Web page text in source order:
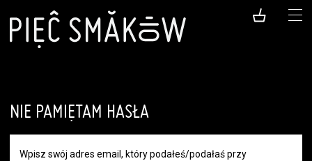
NIE PAMIĘTAM HASŁA
Wpisz swój adres email, który podałeś/podałaś przy